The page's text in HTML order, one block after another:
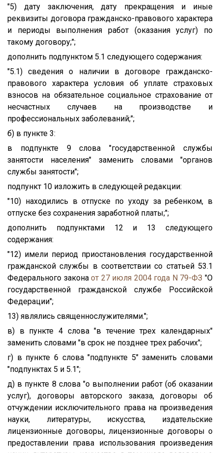
"5) дату заключения, дату прекращения и иные
реквизиты договора гражданско-правового характера
и периоды выполнения работ (оказания услуг) по
такому договору;";
дополнить подпунктом 5.1 следующего содержания:
"5.1) сведения о наличии в договоре гражданско-
правового характера условия об уплате страховых
взносов на обязательное социальное страхование от
несчастных случаев на производстве и
профессиональных заболеваний;";
б) в пункте 3:
в подпункте 9 слова "государственной службы
занятости населения" заменить словами "органов
службы занятости";
подпункт 10 изложить в следующей редакции:
"10) находились в отпуске по уходу за ребенком, в
отпуске без сохранения заработной платы;";
дополнить подпунктами 12 и 13 следующего
содержания:
"12) имели период приостановления государственной
гражданской службы в соответствии со статьей 53.1
Федерального законаот 27 июля 2004 года N 79-ФЗ "О
государственной гражданской службе Российской
Федерации";
13) являлись священнослужителями.";
в) в пункте 4 слова "в течение трех календарных"
заменить словами "в срок не позднее трех рабочих";
г) в пункте 6 слова "подпункте 5" заменить словами
"подпунктах 5 и 5.1";
д) в пункте 8 слова "о выполнении работ (об оказании
услуг), договоры авторского заказа, договоры об
отчуждении исключительного права на произведения
науки, литературы, искусства, издательские
лицензионные договоры, лицензионные договоры о
предоставлении права использования произведения